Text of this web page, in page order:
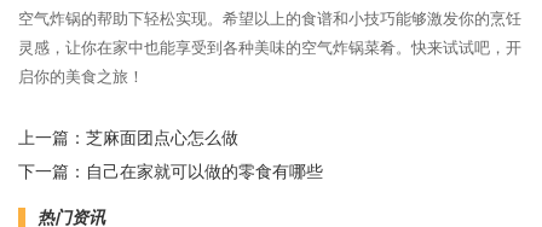
空气炸锅的帮助下轻松实现。希望以上的食谱和小技巧能够激发你的烹饪
灵感，让你在家中也能享受到各种美味的空气炸锅菜肴。快来试试吧，开
启你的美食之旅！
上一篇： 芝麻面团点心怎么做
下一篇： 自己在家就可以做的零食有哪些
热门资讯